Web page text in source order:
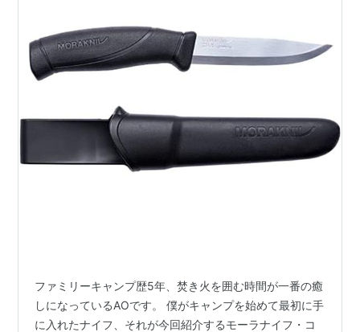
ファミリーキャンプ歴5年、焚き火を囲む時間が一番の癒
しになっているAOです。 僕がキャンプを始めて最初に手
に入れたナイフ、それが今回紹介するモーラナイフ・コ